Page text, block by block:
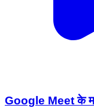
Google Meet के